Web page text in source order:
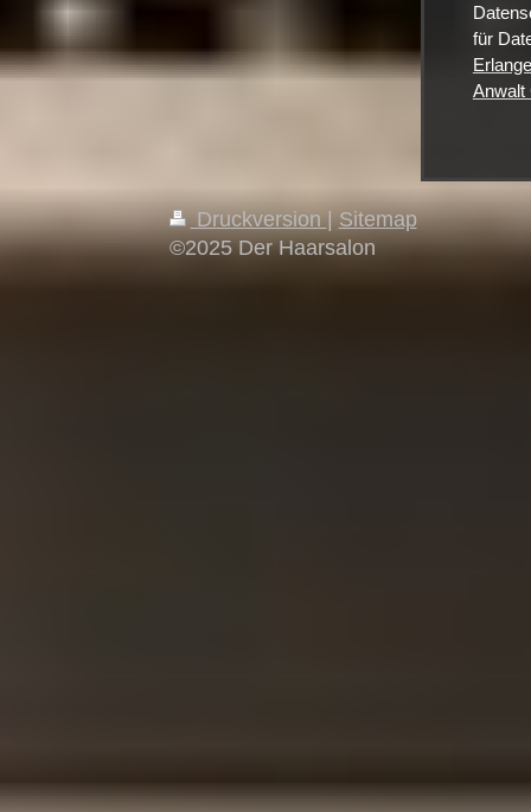
für
Anwalt
Druckversion | Sitemap
©2025 Der Haarsalon